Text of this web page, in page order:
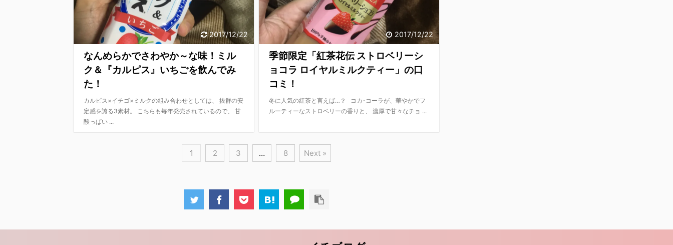
2017/12/22
なんめらかでさわやか～な味！ミル
ク＆『カルピス』いちごを飲んでみ
た！
カルピス×イチゴ×ミルクの組み合わせとしては、 抜群の安
定感を誇る3素材。 こちらも毎年発売されているので、 甘
酸っぱい ...
2017/12/22
季節限定「紅茶花伝 ストロベリーシ
ョコラ ロイヤルミルクティー」の口
コミ！
冬に人気の紅茶と言えば…？ コカ･コーラが、華やかでフ
ルーティーなストロベリーの香りと、 濃厚で甘々なチョ ...
1 2 3 … 8 Next »